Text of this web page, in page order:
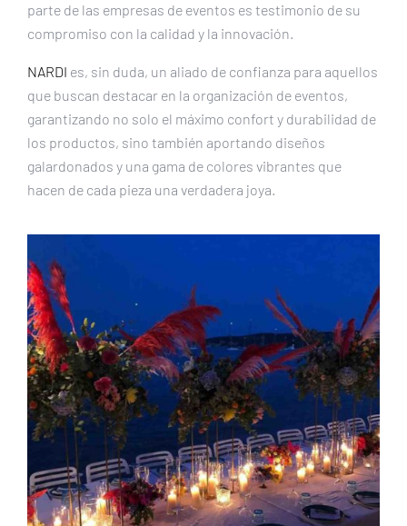
parte de las empresas de eventos es testimonio de su
compromiso con la calidad y la innovación.
NARDI es, sin duda, un aliado de confianza para aquellos
que buscan destacar en la organización de eventos,
garantizando no solo el máximo confort y durabilidad de
los productos, sino también aportando diseños
galardonados y una gama de colores vibrantes que
hacen de cada pieza una verdadera joya.